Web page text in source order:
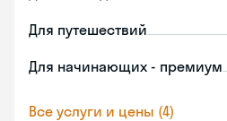
Для путешествий
Для начинающих - премиум
Все услуги и цены (4)